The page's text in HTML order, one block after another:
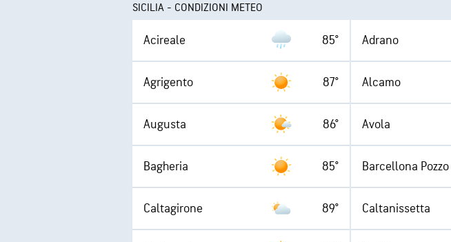
SICILIA - CONDIZIONI METEO
Acireale 85° Adrano
Agrigento 87° Alcamo
Augusta 86° Avola
Bagheria 85°
Caltagirone 89° Caltanissetta